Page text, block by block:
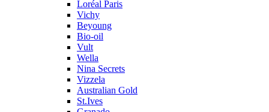
Loréal Paris
Vichy
Beyoung
Bio-oil
Vult
Wella
Nina Secrets
Vizzela
Australian Gold
St.Ives